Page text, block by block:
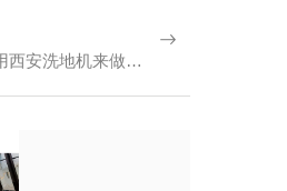
假如确定了的确应该选用西安洗地机来做保洁，那到底该如何选择合适的洗地机呢？选购洗地机的时候到底该如意哪…